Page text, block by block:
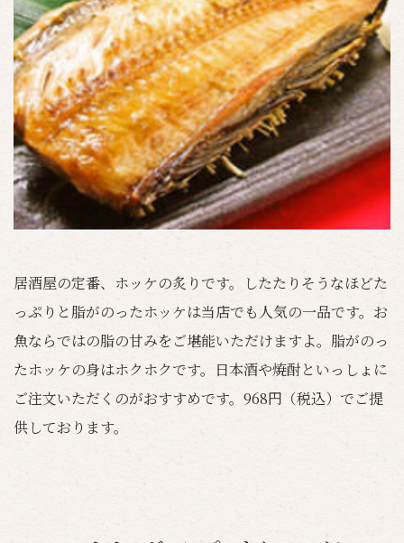
居酒屋の定番、ホッケの炙りです。したたりそうなほどた
っぷりと脂がのったホッケは当店でも人気の一品です。お
魚ならではの脂の甘みをご堪能いただけますよ。脂がのっ
たホッケの身はホクホクです。日本酒や焼酎といっしょに
ご注文いただくのがおすすめです。968円（税込）でご提
供しております。